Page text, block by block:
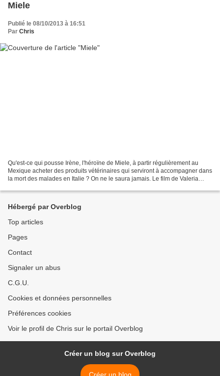
Miele
Publié le 08/10/2013 à 16:51
Par Chris
Qu'est-ce qui pousse Irène, l'héroïne de Miele, à partir régulièrement au
Mexique acheter des produits vétérinaires qui serviront à accompagner dans
la mort des malades en Italie ? On ne le saura jamais. Le film de Valeria
Hébergé par Overblog
Top articles
Pages
Contact
Signaler un abus
C.G.U.
Cookies et données personnelles
Préférences cookies
Voir le profil de Chris sur le portail Overblog
Créer un blog sur Overblog